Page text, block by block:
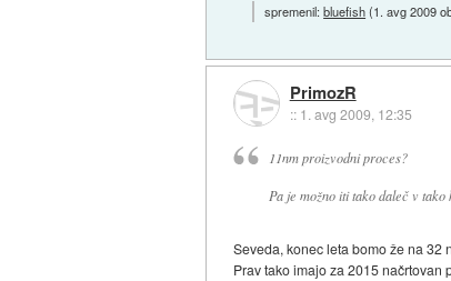
spremenil:bluefish(1. avg 2009
PrimozR
:: 1. avg 2009, 12:35
11nm proizvodni proces?
Pa je možno iti tako daleč v tako
Seveda, konec leta bomo že na 32
Prav tako imajo za 2015 načrtovan